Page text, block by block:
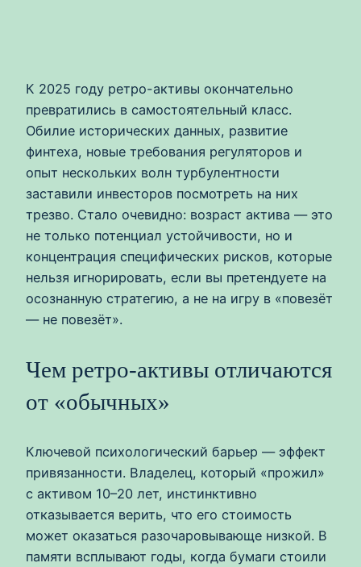
К 2025 году ретро-активы окончательно
превратились в самостоятельный класс.
Обилие исторических данных, развитие
финтеха, новые требования регуляторов и
опыт нескольких волн турбулентности
заставили инвесторов посмотреть на них
трезво. Стало очевидно: возраст актива — это
не только потенциал устойчивости, но и
концентрация специфических рисков, которые
нельзя игнорировать, если вы претендуете на
осознанную стратегию, а не на игру в «повезёт
— не повезёт».
Чем ретро-активы отличаются
от «обычных»
Ключевой психологический барьер — эффект
привязанности. Владелец, который «прожил»
с активом 10–20 лет, инстинктивно
отказывается верить, что его стоимость
может оказаться разочаровывающе низкой. В
памяти всплывают годы, когда бумаги стоили